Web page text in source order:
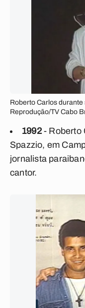
Roberto Carlos
Reprodução/TV Cabo
1992- Roberto
Spazzio, em
jornalista
cantor.